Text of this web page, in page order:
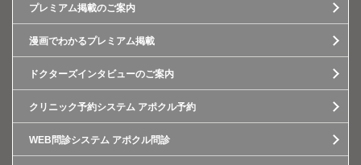
プレミアム掲載のご案内
漫画でわかるプレミアム掲載
ドクターズインタビューのご案内
クリニック予約システム アポクル予約
WEB問診システム アポクル問診